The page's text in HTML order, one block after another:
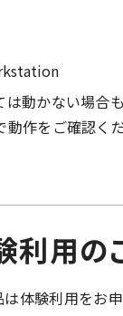
は動かない場合
作をご確認くだ
利用の
体験利用をお